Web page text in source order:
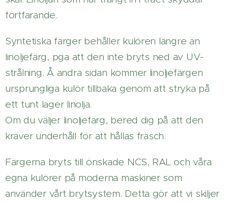
fortfarande.
Syntetiska färger behåller kulören längre än
linoljefärg, pga att den inte bryts ned av UV-
strålning. Å andra sidan kommer linoljefärgen
ursprungliga kulör tillbaka genom att stryka på
ett tunt lager linolja.
Om du väljer linoljefärg, bered dig på att den
kräver underhåll för att hållas fräsch.
Färgerna bryts till önskade NCS, RAL och våra
egna kulörer på moderna maskiner som
använder vårt brytsystem. Detta gör att vi skiljer